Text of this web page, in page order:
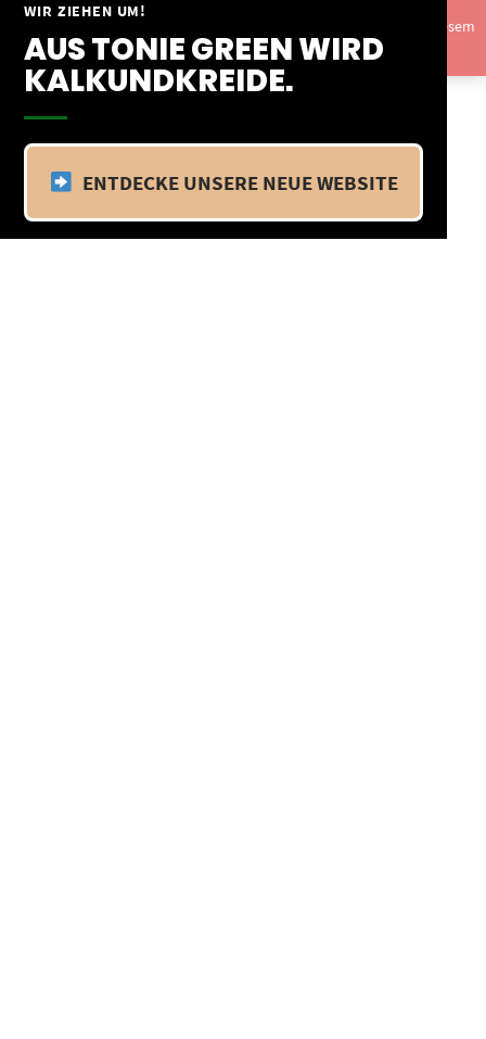
WIR ZIEHEN UM!
AUS TONIE GREEN WIRD
KALKUNDKREIDE.
ENTDECKE UNSERE NEUE WEBSITE
Springe
Inhalt
Vom 09.04.25 - 20.04.25 befinden wir uns im Betriebsurlaub. In diesem
Zeitraum findet kein Versand statt.Ausblenden